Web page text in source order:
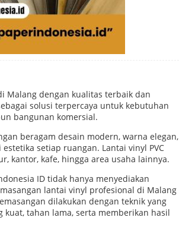
Malang dengan kualitas terbaik dan
solusi terpercaya untuk kebutuhan
bangunan komersial.
beragam desain modern, warna elegan,
setiap ruangan. Lantai vinyl PVC
kantor, kafe, hingga area usaha lainnya.
ID tidak hanya menyediakan
lantai vinyl profesional di Malang
dilakukan dengan teknik yang
tahan lama, serta memberikan hasil